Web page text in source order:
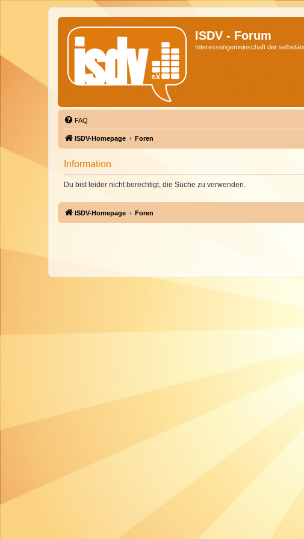
ISDV - Forum
Interessengemeinschaft der
FAQ
ISDV-Homepage Foren
Information
Du bist leider nicht berechtigt, die Suche zu verwenden.
ISDV-Homepage Foren